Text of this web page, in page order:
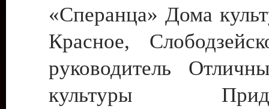
«Сперанца» Дома
Красное,
руководитель
культуры